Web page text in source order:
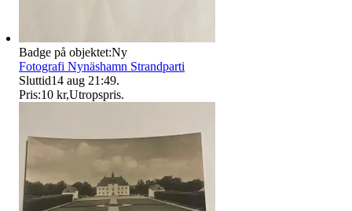
Badge på objektet:Ny
Fotografi Nynäshamn Strandparti
Sluttid14 aug 21:49.
Pris:10 kr,Utropspris.